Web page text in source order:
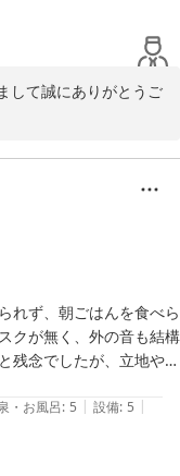
して誠にありがとうご
再びお会いできます日
れず、朝ごはんを食べら
クが無く、外の音も結構
残念でしたが、立地やお
テルや旅館で作業をす
などを楽しむ人向けか
いただきたいです！
・お風呂: 5 | 設備: 5 |